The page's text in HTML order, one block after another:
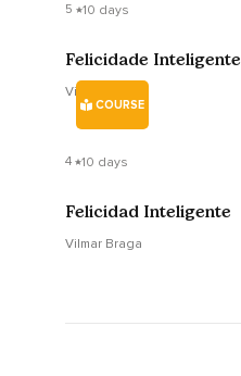
5 10 days
Felicidade Inteligente
Vilmar Braga
COURSE
4 10 days
Felicidad Inteligente
Vilmar Braga